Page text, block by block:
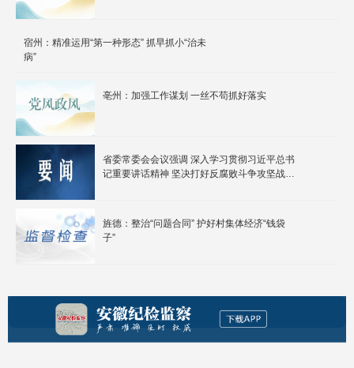
宿州：精准运用“第一种形态” 抓早抓小“治未
病”
亳州：加强工作谋划 一丝不苟抓好落实
省委常委会会议强调 深入学习贯彻习近平总书
记重要讲话精神 坚决打好反腐败斗争攻坚战持
旌德：整治“问题合同” 护好村集体经济“钱袋
子”